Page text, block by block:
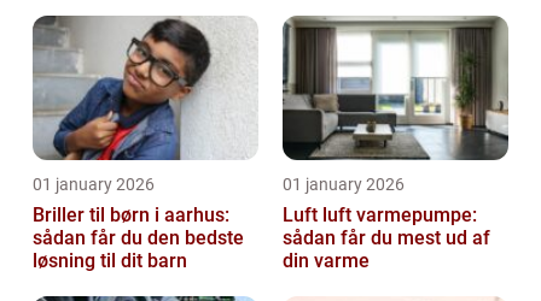
01 january 2026
Briller til børn i aarhus:
sådan får du den bedste
løsning til dit barn
01 january 2026
Luft luft varmepumpe:
sådan får du mest ud af
din varme